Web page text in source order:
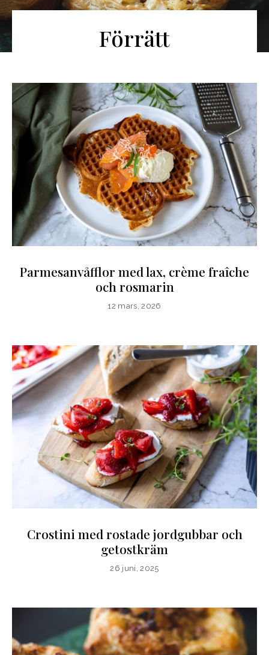
Förrätt
Parmesanvåfflor med lax, crème fraîche
och rosmarin
12 mars, 2026
Crostini med rostade jordgubbar och
getostkräm
26 juni, 2025